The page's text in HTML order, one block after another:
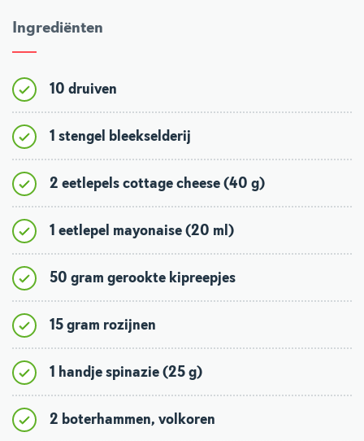
Ingrediënten
10 druiven
1 stengel bleekselderij
2 eetlepels cottage cheese (40 g)
1 eetlepel mayonaise (20 ml)
50 gram gerookte kipreepjes
15 gram rozijnen
1 handje spinazie (25 g)
2 boterhammen, volkoren